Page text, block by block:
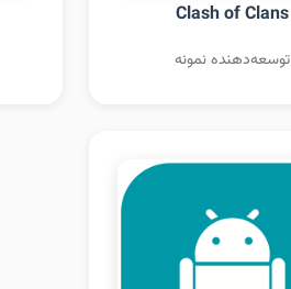
Clash of Clans
توسعه‌دهنده نمونه